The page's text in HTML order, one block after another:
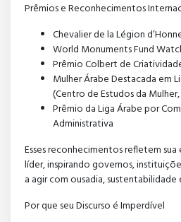
Prêmios e Reconhecimentos
Chevalier de la Légion
World Monuments Fund
Prêmio Colbert de
Mulher Árabe Destacada em
(Centro de Estudos da Mulher,
Prêmio da Liga Árabe por
Administrativa
Esses reconhecimentos refletem
líder, inspirando governos,
a agir com ousadia, sustentabilidade
Por que seu Discurso é Imperdível